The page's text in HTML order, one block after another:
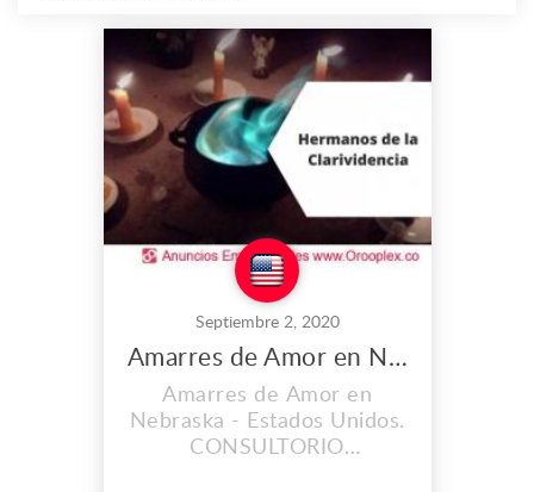
Septiembre 2, 2020
Amarres de Amor en Nebraska
Amarres de Amor en
Nebraska - Estados Unidos.
CONSULTORIO